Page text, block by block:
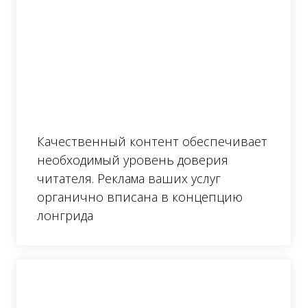
Качественный контент обеспечивает
необходимый уровень доверия
читателя. Реклама ваших услуг
органично вписана в концепцию
лонгрида